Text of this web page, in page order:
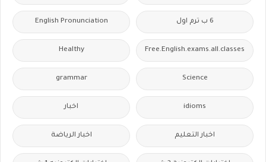
6 ب ترم اول English Pronunciation
Free.English.exams.all.classes
Healthy
Science
grammar
idioms اخبار
اخبار التعليم اخبار الرياضة